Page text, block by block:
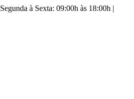
Segunda à Sexta: 09:00h às 18:00h |